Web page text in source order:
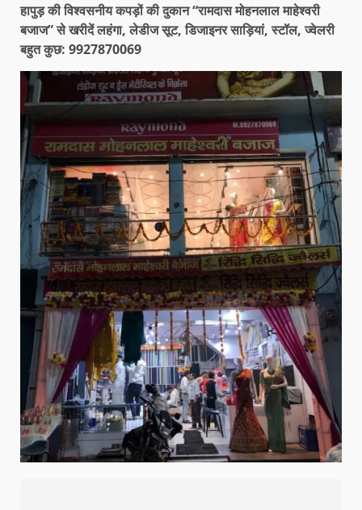
हापुड़ की विश्वसनीय कपड़ों की दुकान “रामदास मोहनलाल माहेश्वरी
बजाज” से खरीदें लहंगा, लेडीज सूट, डिजाइनर साड़ियां, स्टॉल, ज्वेलरी
बहुत कुछ: 9927870069